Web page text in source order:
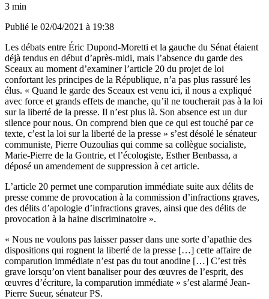
3 min
Publié le 02/04/2021 à 19:38
Les débats entre Éric Dupond-Moretti et la gauche du Sénat étaient
déjà tendus en début d’après-midi, mais l’absence du garde des
Sceaux au moment d’examiner l’article 20 du projet de loi
confortant les principes de la République, n’a pas plus rassuré les
élus. « Quand le garde des Sceaux est venu ici, il nous a expliqué
avec force et grands effets de manche, qu’il ne toucherait pas à la loi
sur la liberté de la presse. Il n’est plus là. Son absence est un dur
silence pour nous. On comprend bien que ce qui est touché par ce
texte, c’est la loi sur la liberté de la presse » s’est désolé le sénateur
communiste, Pierre Ouzoulias qui comme sa collègue socialiste,
Marie-Pierre de la Gontrie, et l’écologiste, Esther Benbassa, a
déposé un amendement de suppression à cet article.
L’article 20 permet une comparution immédiate suite aux délits de
presse comme de provocation à la commission d’infractions graves,
des délits d’apologie d’infractions graves, ainsi que des délits de
provocation à la haine discriminatoire ».
« Nous ne voulons pas laisser passer dans une sorte d’apathie des
dispositions qui rognent la liberté de la presse […] cette affaire de
comparution immédiate n’est pas du tout anodine […] C’est très
grave lorsqu’on vient banaliser pour des œuvres de l’esprit, des
œuvres d’écriture, la comparution immédiate » s’est alarmé Jean-
Pierre Sueur, sénateur PS.